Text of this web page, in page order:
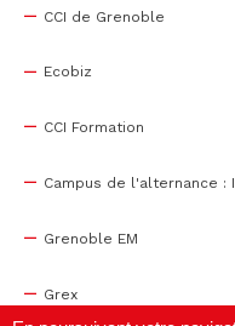
CCI de Grenoble
Ecobiz
CCI Formation
Campus de l'alternance :
Grenoble EM
Grex